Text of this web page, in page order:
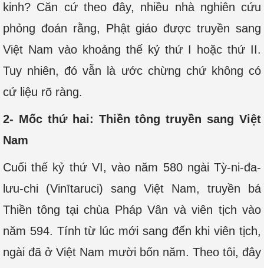
kinh? Căn cứ theo đây, nhiều nhà nghiên cứu
phỏng đoán rằng, Phật giáo được truyền sang
Việt Nam vào khoảng thế kỷ thứ I hoặc thứ II.
Tuy nhiên, đó vẫn là ước chừng chứ không có
cứ liệu rõ ràng.
2- Mốc thứ hai: Thiền tông truyền sang Việt
Nam
Cuối thế kỷ thứ VI, vào năm 580 ngài Tỳ-ni-đa-
lưu-chi (Vinītaruci) sang Việt Nam, truyền bá
Thiền tông tại chùa Pháp Vân và viên tịch vào
năm 594. Tính từ lúc mới sang đến khi viên tịch,
ngài đã ở Việt Nam mười bốn năm. Theo tôi, đây